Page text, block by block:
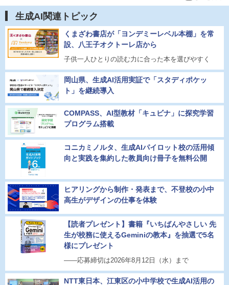
生成AI関連トピック
くまざわ書店が「ヨンデミーレベル本棚」を常
設、八王子オクトーレ店から
子供一人ひとりの読む力に合った本を選びやすく
岡山県、生成AI活用実証で「スタディポケッ
ト」を継続導入
COMPASS、AI型教材「キュビナ」に探究学習
プログラム搭載
コニカミノルタ、生成AIパイロット校の活用傾
向と実践を集約した教員向け冊子を無料公開
ヒアリングから制作・発表まで、不登校の小中
高生がデザインの仕事を体験
【読者プレゼント】書籍『いちばんやさしい 先
生が校務に使えるGeminiの教本』を抽選で5名
様にプレゼント
――応募締切は2026年8月12日（水）まで
NTT東日本、江東区の小中学校で生成AI活用の